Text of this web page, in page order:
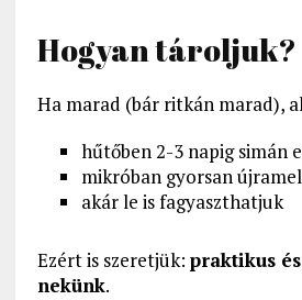
Hogyan tároljuk?
Ha marad (bár ritkán marad),
hűtőben 2-3 napig simán
mikróban gyorsan
akár le is fagyaszthatjuk
Ezért is szeretjük: praktikus
nekünk.